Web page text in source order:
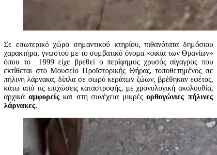
Σε εσωτερικό χώρο σημαντικού κτηρίου, πιθανότατα δημόσιου
χαρακτήρα, γνωστού με το συμβατικό όνομα «οικία των Θρανίων»
όπου το 1999 είχε βρεθεί ο περίφημος χρυσός αίγαγρος που
εκτίθεται στο Μουσείο Προϊστορικής Θήρας, τοποθετημένος σε
πήλινη λάρνακα, δίπλα σε σωρό κεράτων ζώων, βρέθηκαν εφέτος,
κάτω από τις επιχώσεις καταστροφής, με χρονολογική ακολουθία,
αρχικά αμφορείςκαι στη συνέχεια μικρέςορθογώνιες πήλινες
λάρνακες.